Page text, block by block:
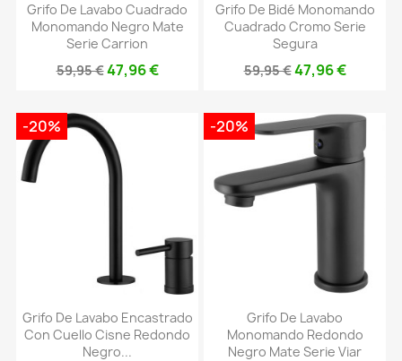
Grifo De Lavabo Cuadrado
Monomando Negro Mate
Serie Carrion
59,95 €47,96 €
Grifo De Bidé Monomando
Cuadrado Cromo Serie
Segura
59,95 €47,96 €
Grifo De Lavabo Encastrado
Con Cuello Cisne Redondo
Negro...
-20%
Grifo De Lavabo
Monomando Redondo
Negro Mate Serie Viar
-20%